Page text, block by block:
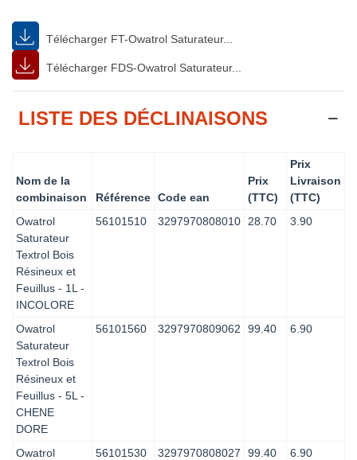
Télécharger FT-Owatrol Saturateur...
Télécharger FDS-Owatrol Saturateur...
LISTE DES DÉCLINAISONS
Nom de la
combinaison
Référence Code ean
Prix
(TTC)
Prix
Livraison
(TTC)
Owatrol
Saturateur
Textrol Bois
Résineux et
Feuillus - 1L -
INCOLORE
56101510 3297970808010 28.70 3.90
Owatrol
Saturateur
Textrol Bois
Résineux et
Feuillus - 5L -
CHENE
DORE
56101560 3297970809062 99.40 6.90
Owatrol
56101530 3297970808027 99.40 6.90